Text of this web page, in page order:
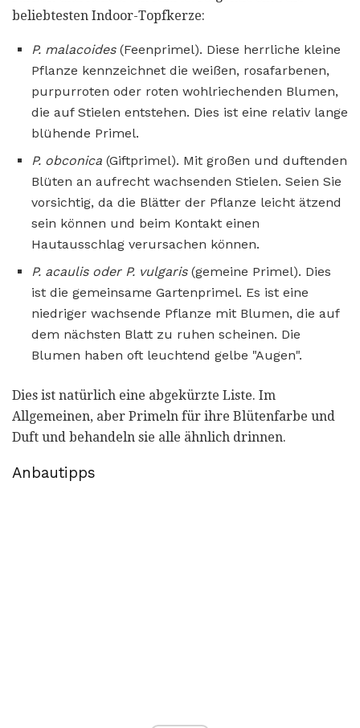
beliebtesten Indoor-Topfkerze:
P. malacoides(Feenprimel). Diese herrliche kleine
Pflanze kennzeichnet die weißen, rosafarbenen,
purpurroten oder roten wohlriechenden Blumen,
die auf Stielen entstehen. Dies ist eine relativ lange
blühende Primel.
P. obconica (Giftprimel). Mit großen und duftenden
Blüten an aufrecht wachsenden Stielen. Seien Sie
vorsichtig, da die Blätter der Pflanze leicht ätzend
sein können und beim Kontakt einen
Hautausschlag verursachen können.
P. acaulis oder P. vulgaris(gemeine Primel). Dies
ist die gemeinsame Gartenprimel. Es ist eine
niedriger wachsende Pflanze mit Blumen, die auf
dem nächsten Blatt zu ruhen scheinen. Die
Blumen haben oft leuchtend gelbe "Augen".
Dies ist natürlich eine abgekürzte Liste. Im
Allgemeinen, aber Primeln für ihre Blütenfarbe und
Duft und behandeln sie alle ähnlich drinnen.
Anbautipps